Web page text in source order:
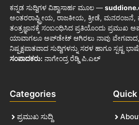
ಕನ್ನಡ ಸುದ್ದಿಗಳ ವಿಶ್ವಾಸಾರ್ಹ ಮೂಲ —
ಅಂತರರಾಷ್ಟ್ರೀಯ, ರಾಜಕೀಯ, ಕ್ರೀಡೆ, ಮನರಂಜನೆ,
ತಂತ್ರಜ್ಞಾನಕ್ಕೆ ಸಂಬಂಧಿಸಿದ ಪ್ರತಿಯೊಂದು ಪ್ರಮುಖ
ಯಾವಾಗಲೂ ಅಪ್‌ಡೇಟ್ ಆಗಿರಲು ನಾವು ವೇಗವಾದ,
ನಿಷ್ಪಕ್ಷಪಾತವಾದ ಸುದ್ದಿಗಳನ್ನು ಸರಳ ಹಾಗೂ ಸ್ಪಷ್ಟ
ಸಂಪಾದಕರು: ನಾಗೇಂದ್ರ ರೆಡ್ಡಿ ಪಿ.ಎಲ್
Categories
ಪ್ರಮುಖ ಸುದ್ದಿ
Quick